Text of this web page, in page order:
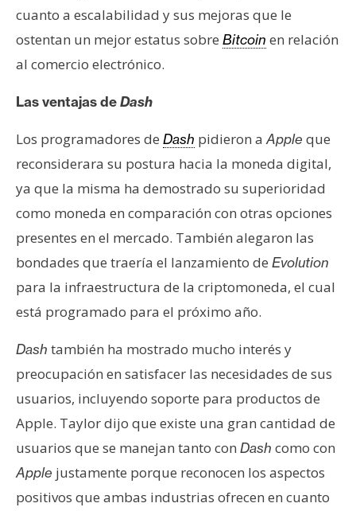
cuanto a escalabilidad y sus mejoras que le
ostentan un mejor estatus sobre Bitcoin en relación
al comercio electrónico.
Las ventajas deDash
Los programadores de Dash pidieron a Apple que
reconsiderara su postura hacia la moneda digital,
ya que la misma ha demostrado su superioridad
como moneda en comparación con otras opciones
presentes en el mercado. También alegaron las
bondades que traería el lanzamiento de Evolution
para la infraestructura de la criptomoneda, el cual
está programado para el próximo año.
Dash también ha mostrado mucho interés y
preocupación en satisfacer las necesidades de sus
usuarios, incluyendo soporte para productos de
Apple. Taylor dijo que existe una gran cantidad de
usuarios que se manejan tanto con Dash como con
Apple justamente porque reconocen los aspectos
positivos que ambas industrias ofrecen en cuanto